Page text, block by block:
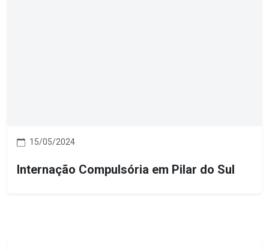
15/05/2024
Internação Compulsória em Pilar do Sul